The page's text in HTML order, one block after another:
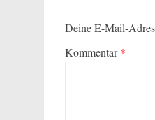
Deine E-Mail-
Kommentar*